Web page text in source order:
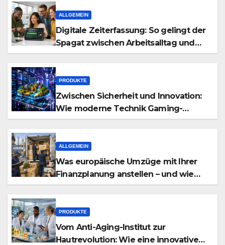
ALLGEMEIN
Digitale Zeiterfassung: So gelingt der
Spagat zwischen Arbeitsalltag und
effizienter Personalplanung
PRODUKTE
Zwischen Sicherheit und Innovation:
Wie moderne Technik Gaming-
Communities neu definiert
ALLGEMEIN
Was europäische Umzüge mit Ihrer
Finanzplanung anstellen – und wie
Technik den Transport vereinfacht
PRODUKTE
Vom Anti-Aging-Institut zur
Hautrevolution: Wie eine innovative